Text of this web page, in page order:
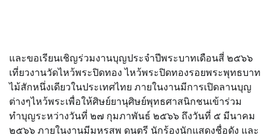
และขอเรียนเชิญร่วมงานบุญประจำปีพระบาทเดือนสี่ ๒๕๖๖
เที่ยวงานวัดไหว้พระปิดทอง ไหว้พระปิดทองรอยพระพุทธบาท
ไม้สักหนึ่งเดียวในประเทศไทย ภายในงานมีการเปิดลานบุญ
ต่างๆไหว้พระเพื่อให้ศิษย์ยานุศิษย์พุทธศาสนิกชนเข้าร่วม
ทำบุญระหว่างวันที่ ๒๗ กุมภาพันธ์ ๒๕๖๖ ถึงวันที่ ๕ มีนาคม
๒๕๖๖ ภายในงานมีมหรสพ ดนตรี นักร้องนักแสดงชื่อดัง และ